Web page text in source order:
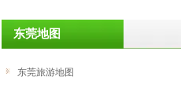
东莞地图
东莞旅游地图